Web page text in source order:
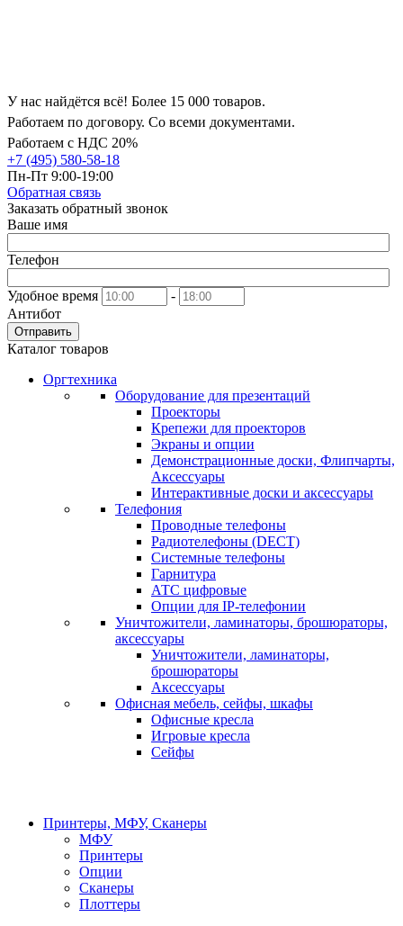
У нас найдётся всё! Более 15 000 товаров.
Работаем по договору. Со всеми документами.
Работаем с НДС 20%
+7 (495) 580-58-18
Пн-Пт 9:00-19:00
Обратная связь
Заказать обратный звонок
Ваше имя
Телефон
Удобное время
-
Антибот
Отправить
Каталог товаров
Оргтехника
Оборудование для презентаций
Проекторы
Крепежи для проекторов
Экраны и опции
Демонстрационные доски, Флипчарты,
Аксессуары
Интерактивные доски и аксессуары
Телефония
Проводные телефоны
Радиотелефоны (DECT)
Системные телефоны
Гарнитура
АТС цифровые
Опции для IP-телефонии
Уничтожители, ламинаторы, брошюраторы,
аксессуары
Уничтожители, ламинаторы,
брошюраторы
Аксессуары
Офисная мебель, сейфы, шкафы
Офисные кресла
Игровые кресла
Сейфы
Принтеры, МФУ, Сканеры
МФУ
Принтеры
Опции
Сканеры
Плоттеры